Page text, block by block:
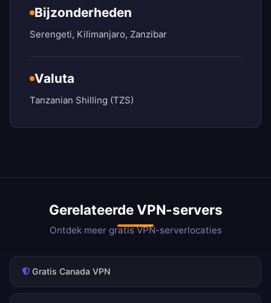
Bijzonderheden
Serengeti, Kilimanjaro, Zanzibar
Valuta
Tanzanian Shilling (TZS)
Gerelateerde VPN-servers
Ontdek meer gratis VPN-serverlocaties
Gratis Canada VPN